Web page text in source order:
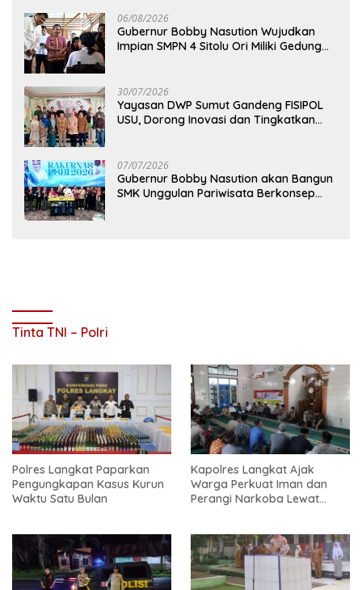
06/08/2026
Gubernur Bobby Nasution Wujudkan
Impian SMPN 4 Sitolu Ori Miliki Gedung
30/07/2026
Yayasan DWP Sumut Gandeng FISIPOL
USU, Dorong Inovasi dan Tingkatkan
07/07/2026
Gubernur Bobby Nasution akan Bangun
SMK Unggulan Pariwisata Berkonsep
Tinta TNI – Polri
Polres Langkat Paparkan
Pengungkapan Kasus Kurun
Waktu Satu Bulan
Kapolres Langkat Ajak
Warga Perkuat Iman dan
Perangi Narkoba Lewat